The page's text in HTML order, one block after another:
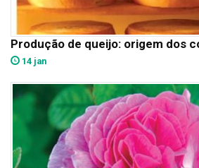
Produção de queijo: origem dos
14 jan